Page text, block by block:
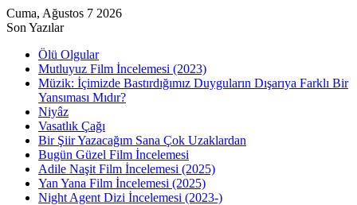
Cuma, Ağustos 7 2026
Son Yazılar
Ölü Olgular
Mutluyuz Film İncelemesi (2023)
Müzik: İçimizde Bastırdığımız Duyguların Dışarıya Farklı Bir
Yansıması Mıdır?
Niyâz
Vasatlık Çağı
Bir Şiir Yazacağım Sana Çok Uzaklardan
Bugün Güzel Film İncelemesi
Adile Naşit Film İncelemesi (2025)
Yan Yana Film İncelemesi (2025)
Night Agent Dizi İncelemesi (2023-)